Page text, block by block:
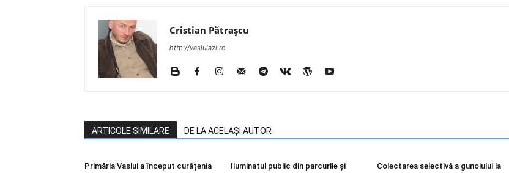
Cristian Pătrașcu
http://vasluiazi.ro
ARTICOLE SIMILARE DE LA ACELAȘI AUTOR
Primăria Vaslui a început curățenia
Iluminatul public din parcurile și
Colectarea selectivă a gunoiului la